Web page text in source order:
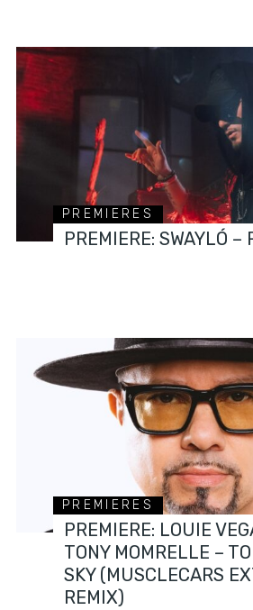
PREMIERES
PREMIERE: SWAYLÓ –
PREMIERES
PREMIERE: LOUIE
TONY MOMRELLE –
SKY (MUSCLECARS
REMIX)